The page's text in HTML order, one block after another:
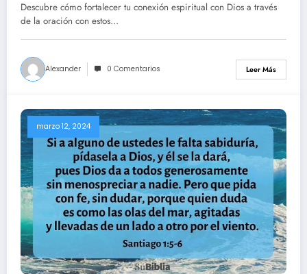
Descubre cómo fortalecer tu conexión espiritual con Dios a través
de la oración con estos…
Alexander 0 Comentarios Leer Más
marzo 12, 2024